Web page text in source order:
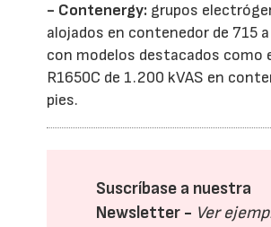
- Contenergy: grupos
alojados en contenedor de 715
con modelos destacados como
R1650C de 1.200 kVAS en
pies.
Suscríbase a nuestra
Newsletter - Ver